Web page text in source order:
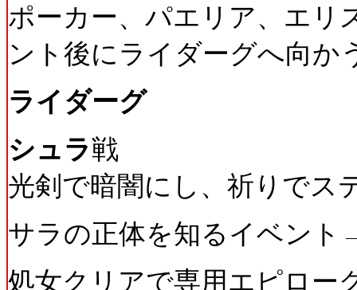
ポーカー、パエリア、エリ
ント後にライダーグへ向か
ライダーグ
シュラ戦
光剣で暗闇にし、祈りでス
サラの正体を知るイベン
処女クリアで専用エピロー